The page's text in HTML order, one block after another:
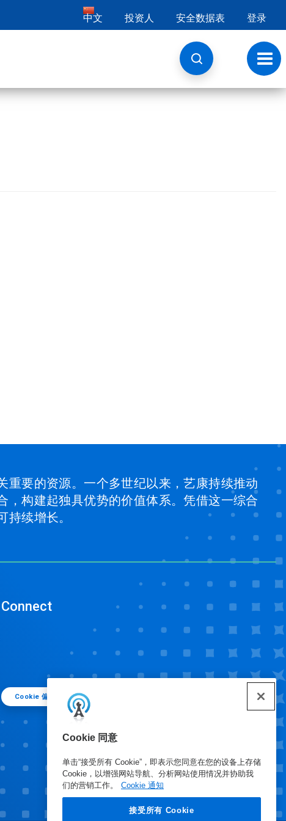
Cookie 同意
单击“接受所有 Cookie”，即表示您同意在您的设备上存储
Cookie，以增强网站导航、分析网站使用情况并协助我
们的营销工作。
Cookie 通知
接受所有 Cookie
中文 投资人 安全数据表 登录
切
换
导
航
要的资源。一个多世纪以来，艺康持续推动
构建起独具优势的价值体系。凭借这一综合
续增长。
Connect
Cookie 偏好